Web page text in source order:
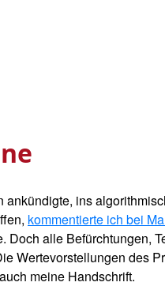
ankündigte, ins
kommentierte ich bei
alle Befürchtungen,
Wertevorstellungen des
meine Handschrift.